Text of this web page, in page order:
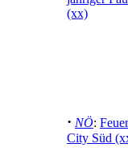
(xx)
· NÖ:
City Süd